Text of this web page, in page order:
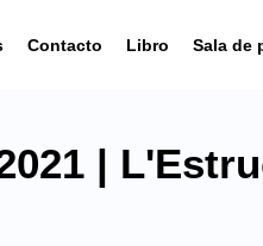
Contacto Libro Sala de
|